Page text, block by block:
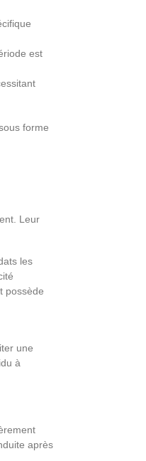
est
forme
Leur
les
possède
une
à
après